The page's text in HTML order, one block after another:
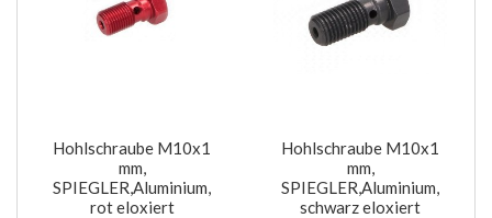
Hohlschraube M10x1
mm,
SPIEGLER,Aluminium,
rot eloxiert
Hohlschraube M10x1
mm,
SPIEGLER,Aluminium,
schwarz eloxiert